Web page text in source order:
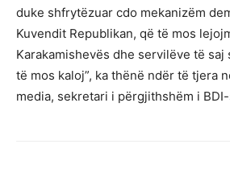
duke shfrytëzuar cdo mekanizëm
Kuvendit Republikan, që të mos
Karakamishevës dhe servilëve të saj
të mos kaloj”, ka thënë ndër të tjera
media, sekretari i përgjithshëm i